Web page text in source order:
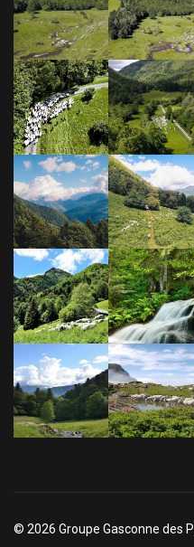
© 2026 Groupe Gasconne des